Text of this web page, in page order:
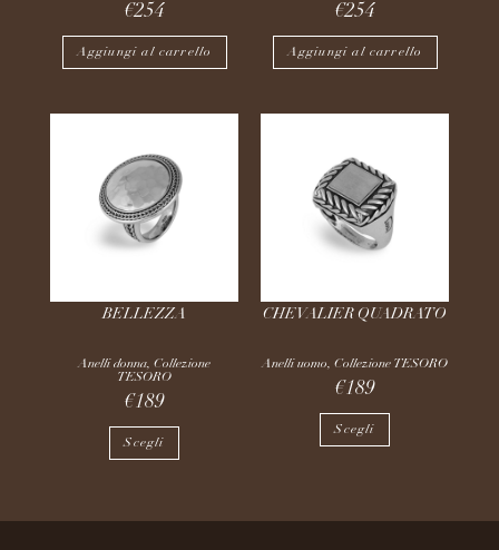
€254
Aggiungi al carrello
€254
Aggiungi al carrello
BELLEZZA
Anelli donna, Collezione
TESORO
€189
Scegli
CHEVALIER QUADRATO
Anelli uomo, Collezione TESORO
€189
Scegli